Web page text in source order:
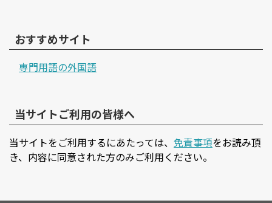
おすすめサイト
専門用語の外国語
当サイトご利用の皆様へ
当サイトをご利用するにあたっては、 免責事項をお読み頂
き、内容に同意された方のみご利用ください。